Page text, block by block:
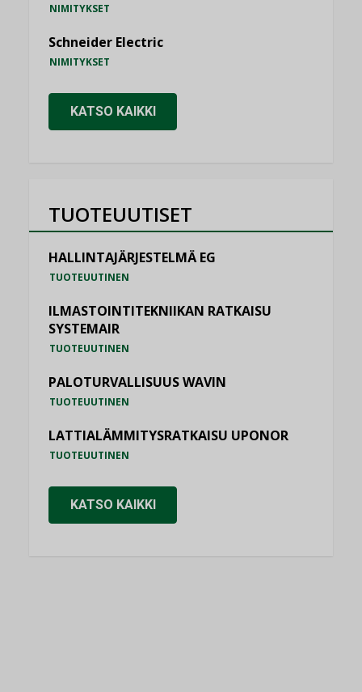
NIMITYKSET
Schneider Electric
NIMITYKSET
KATSO KAIKKI
TUOTEUUTISET
HALLINTAJÄRJESTELMÄ EG
TUOTEUUTINEN
ILMASTOINTITEKNIIKAN RATKAISU
SYSTEMAIR
TUOTEUUTINEN
PALOTURVALLISUUS WAVIN
TUOTEUUTINEN
LATTIALÄMMITYSRATKAISU UPONOR
TUOTEUUTINEN
KATSO KAIKKI